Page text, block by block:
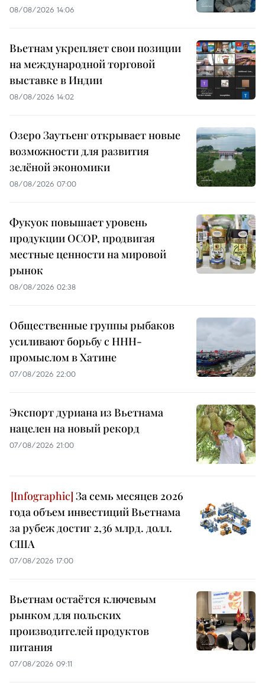
08/08/2026 14:06
Вьетнам укрепляет свои позиции
на международной торговой
выставке в Индии
08/08/2026 14:02
Озеро Заутьенг открывает новые
возможности для развития
зелёной экономики
08/08/2026 07:00
Фукуок повышает уровень
продукции OCOP, продвигая
местные ценности на мировой
рынок
08/08/2026 02:38
Общественные группы рыбаков
усиливают борьбу с ННН-
промыслом в Хатине
07/08/2026 22:00
Экспорт дуриана из Вьетнама
нацелен на новый рекорд
07/08/2026 21:00
За семь месяцев 2026
года объем инвестиций Вьетнама
за рубеж достиг 2,36 млрд. долл.
США
07/08/2026 17:00
Вьетнам остаётся ключевым
рынком для польских
производителей продуктов
питания
07/08/2026 09:11